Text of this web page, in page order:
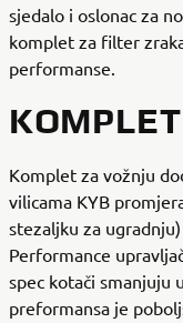
sjedalo i oslonac za
komplet za filter
performanse.
Komplet za vožnju
vilicama KYB
stezaljku za
Performance
spec kotači smanjuju
preformansa je